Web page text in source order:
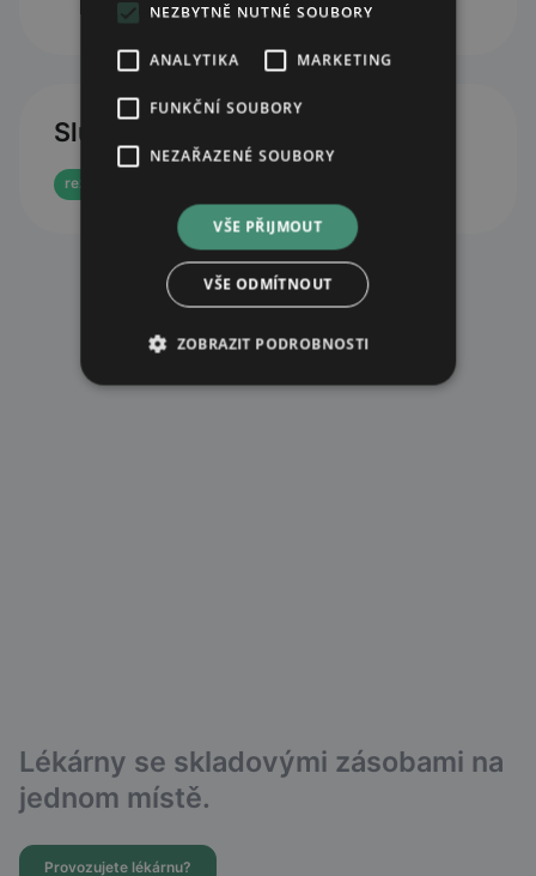
Služby
rezervace eReceptu
Lékárny se skladovými zásobami na
jednom místě.
Provozujete lékárnu?
NEZBYTNĚ NUTNÉ SOUBORY
ANALYTIKA MARKETING
FUNKČNÍ SOUBORY
NEZAŘAZENÉ SOUBORY
VŠE PŘIJMOUT
VŠE ODMÍTNOUT
ZOBRAZIT PODROBNOSTI